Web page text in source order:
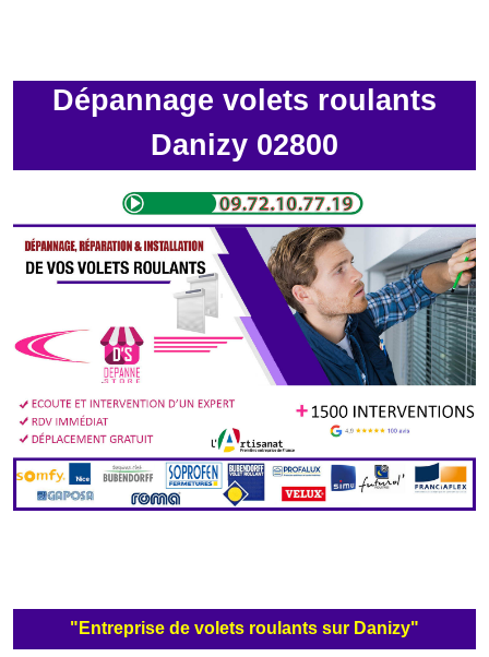
Dépannage volets roulants
Danizy 02800
"Entreprise de volets roulants sur Danizy"